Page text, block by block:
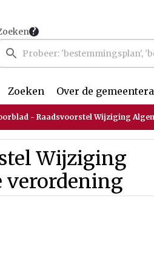
Zoeken Over de
- Raadsvoorstel Wijziging Algemene
Wijziging
verordening